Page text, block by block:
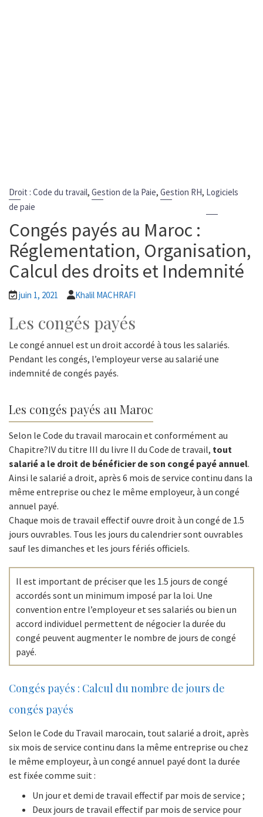
Droit : Code du travail, Gestion de la Paie, Gestion RH, Logiciels
de paie
Congés payés au Maroc :
Réglementation, Organisation,
Calcul des droits et Indemnité
juin 1, 2021 Khalil MACHRAFI
Les congés payés
Le congé annuel est un droit accordé à tous les salariés.
Pendant les congés, l’employeur verse au salarié une
indemnité de congés payés.
Les congés payés au Maroc
Selon le Code du travail marocain et conformément au
Chapitre?IV du titre III du livre II du Code de travail, tout
salarié a le droit de bénéficier de son congé payé annuel.
Ainsi le salarié a droit, après 6 mois de service continu dans la
même entreprise ou chez le même employeur, à un congé
annuel payé.
Chaque mois de travail effectif ouvre droit à un congé de 1.5
jours ouvrables. Tous les jours du calendrier sont ouvrables
sauf les dimanches et les jours fériés officiels.
Il est important de préciser que les 1.5 jours de congé
accordés sont un minimum imposé par la loi. Une
convention entre l’employeur et ses salariés ou bien un
accord individuel permettent de négocier la durée du
congé peuvent augmenter le nombre de jours de congé
payé.
Congés payés : Calcul du nombre de jours de
congés payés
Selon le Code du Travail marocain, tout salarié a droit, après
six mois de service continu dans la même entreprise ou chez
le même employeur, à un congé annuel payé dont la durée
est fixée comme suit :
Un jour et demi de travail effectif par mois de service ;
Deux jours de travail effectif par mois de service pour